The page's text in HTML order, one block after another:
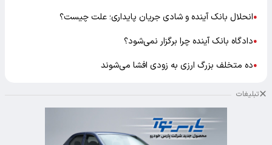
●انحلال بانک آینده و شادی جریان پایداری؛ علت چیست؟
●دادگاه بانک آینده چرا برگزار نمی‌شود؟
●ده متخلف بزرگ ارزی به زودی افشا می‌شوند
تبلیغات